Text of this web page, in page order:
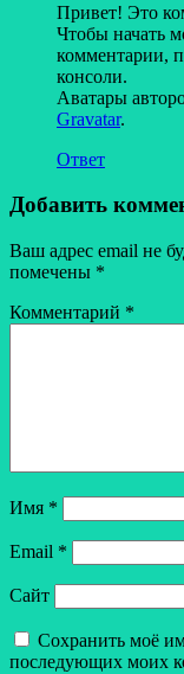
Привет! Это
Чтобы начать
комментарии,
консоли.
Аватары
Gravatar.
Ответ
Добавить
Ваш адрес email не
помечены *
Комментарий *
Имя *
Email *
Сайт
Сохранить моё
последующих моих